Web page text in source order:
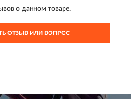
о данном товаре.
ОТЗЫВ ИЛИ ВОПРОС